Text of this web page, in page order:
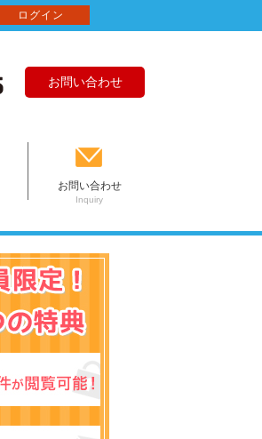
お問い合わせ
お問い合わせ
Inquiry
ログイン